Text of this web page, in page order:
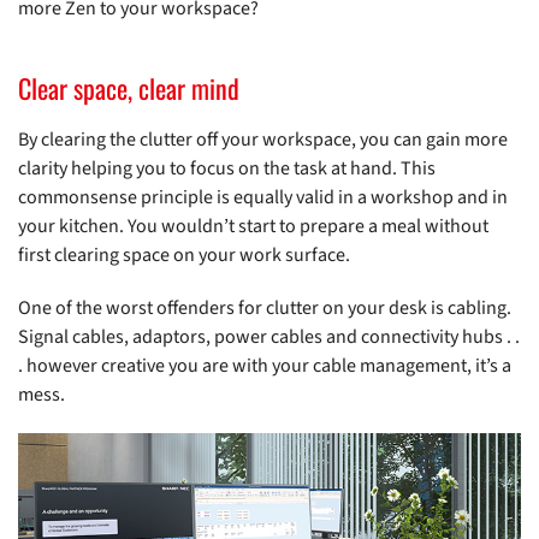
more Zen to your workspace?
Clear space, clear mind
By clearing the clutter off your workspace, you can gain more
clarity helping you to focus on the task at hand. This
commonsense principle is equally valid in a workshop and in
your kitchen. You wouldn’t start to prepare a meal without
first clearing space on your work surface.
One of the worst offenders for clutter on your desk is cabling.
Signal cables, adaptors, power cables and connectivity hubs . .
. however creative you are with your cable management, it’s a
mess.